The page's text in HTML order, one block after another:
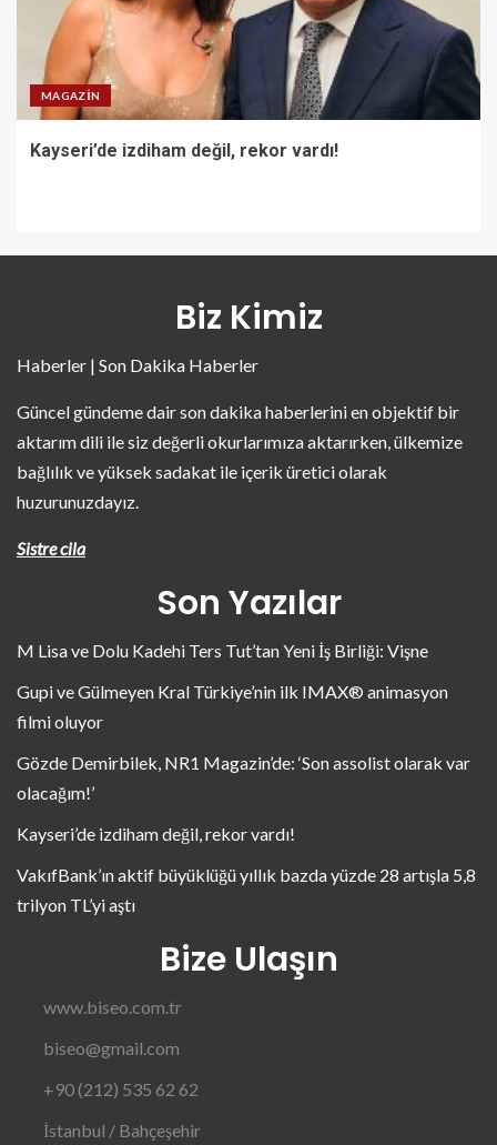
MAGAZIN
Kayseri’de izdiham değil, rekor vardı!
Biz Kimiz
Haberler | Son Dakika Haberler
Güncel gündeme dair son dakika haberlerini en objektif bir
aktarım dili ile siz değerli okurlarımıza aktarırken, ülkemize
bağlılık ve yüksek sadakat ile içerik üretici olarak
huzurunuzdayız.
Sistre cila
Son Yazılar
M Lisa ve Dolu Kadehi Ters Tut’tan Yeni İş Birliği: Vişne
Gupi ve Gülmeyen Kral Türkiye’nin ilk IMAX® animasyon
filmi oluyor
Gözde Demirbilek, NR1 Magazin’de: ‘Son assolist olarak var
olacağım!’
Kayseri’de izdiham değil, rekor vardı!
VakıfBank’ın aktif büyüklüğü yıllık bazda yüzde 28 artışla 5,8
trilyon TL’yi aştı
Bize Ulaşın
www.biseo.com.tr
biseo@gmail.com
+90 (212) 535 62 62
İstanbul / Bahçeşehir